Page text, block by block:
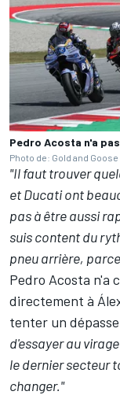
Pedro Acosta n'a
Photo de: Gold and
"Il faut trouver
et Ducati ont
pas à être aussi
suis content du
pneu arrière,
Pedro Acosta n'a
directement à
tenter un
d'essayer au
le dernier secteur
changer."